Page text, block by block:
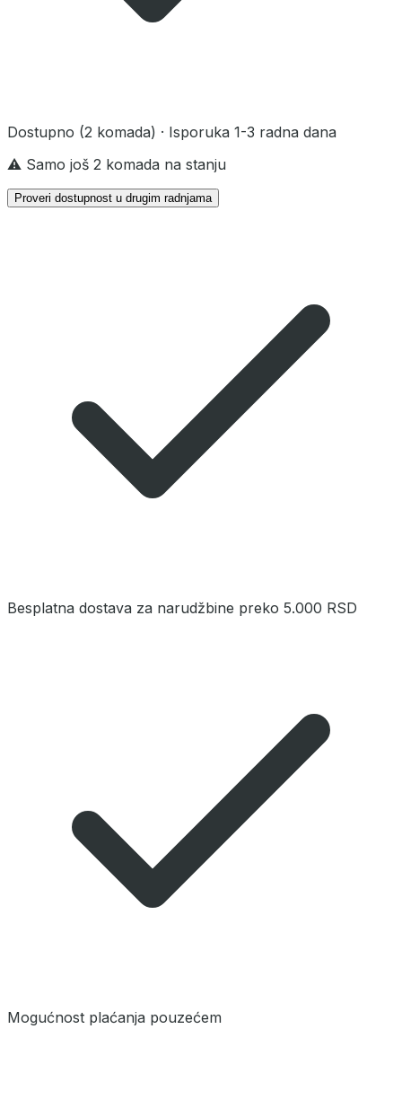
Dostupno (2 komada) · Isporuka 1-3 radna dana
⚠️ Samo još 2 komada na stanju
Proveri dostupnost u drugim radnjama
Besplatna dostava za narudžbine preko 5.000 RSD
Mogućnost plaćanja pouzećem